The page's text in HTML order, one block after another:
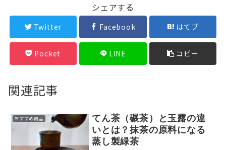
シェアする
Twitter Facebook はてブ
Pocket LINE コピー
関連記事
おすすめ商品
てん茶（碾茶）と玉露の違
いとは？抹茶の原料になる
蒸し製緑茶